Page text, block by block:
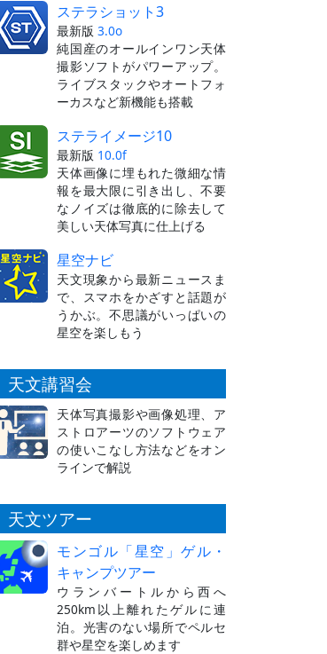
ステラショット3
最新版 3.0o
純国産のオールインワン天体
撮影ソフトがパワーアップ。
ライブスタックやオートフォ
ーカスなど新機能も搭載
ステライメージ10
最新版 10.0f
天体画像に埋もれた微細な情
報を最大限に引き出し、不要
なノイズは徹底的に除去して
美しい天体写真に仕上げる
星空ナビ
天文現象から最新ニュースま
で、スマホをかざすと話題が
うかぶ。不思議がいっぱいの
星空を楽しもう
天文講習会
天体写真撮影や画像処理、ア
ストロアーツのソフトウェア
の使いこなし方法などをオン
ラインで解説
天文ツアー
モンゴル「星空」ゲル・
キャンプツアー
ウランバートルから西へ
250km以上離れたゲルに連
泊。光害のない場所でペルセ
群や星空を楽しめます